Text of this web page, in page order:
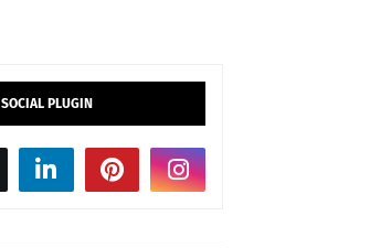
SOCIAL PLUGIN